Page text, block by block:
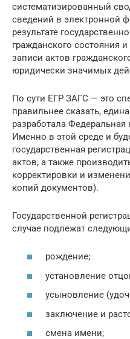
систематизированный
сведений в электронной
результате
гражданского состояния
записи актов
юридически значимых
По сути ЕГР ЗАГС — это
правильнее сказать,
разработала
Именно в этой среде и
государственная
актов, а также
корректировки и
копий документов).
Государственной
случае подлежат
рождение;
установление
усыновление
заключение и
смена имени;